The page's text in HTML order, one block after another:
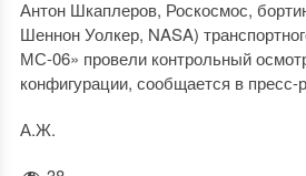
Антон Шкаплеров, Роскосмос,
Шеннон Уолкер, NASA)
МС-06» провели контрольный
конфигурации, сообщается в
А.Ж.